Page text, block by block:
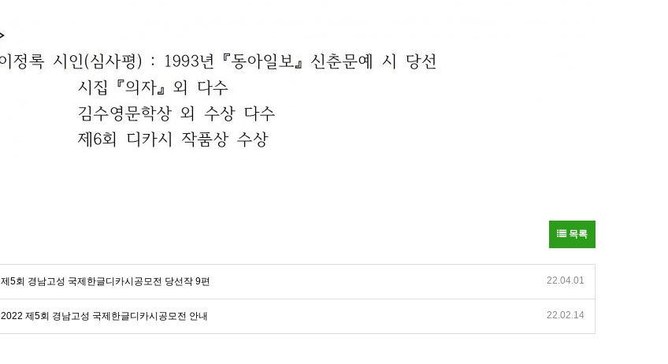
목록
제5회 경남고성 국제한글디카시공모전 당선작 9편 22.04.01
2022 제5회 경남고성 국제한글디카시공모전 안내 22.02.14